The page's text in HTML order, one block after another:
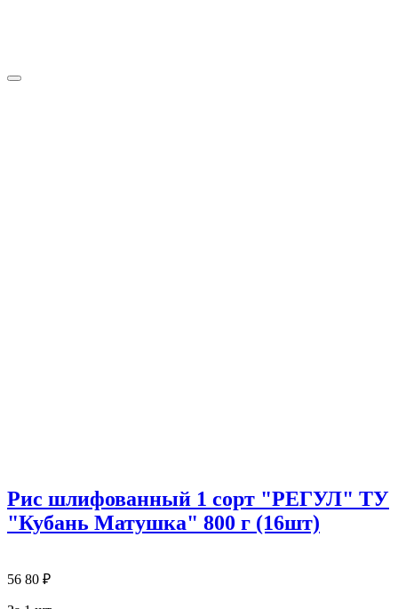
Рис шлифованный 1 сорт "РЕГУЛ" ТУ
"Кубань Матушка" 800 г (16шт)
56 80 ₽